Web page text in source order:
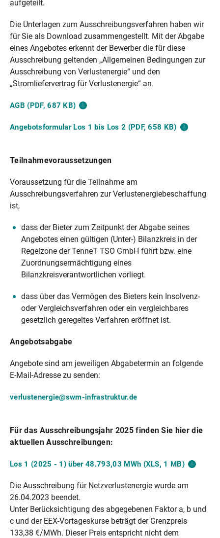
aufgeteilt.
Die Unterlagen zum Ausschreibungsverfahren haben wir
für Sie als Download zusammengestellt. Mit der Abgabe
eines Angebotes erkennt der Bewerber die für diese
Ausschreibung geltenden „Allgemeinen Bedingungen zur
Ausschreibung von Verlustenergie“ und den
„Stromliefervertrag für Verlustenergie“ an.
AGB (PDF, 687 KB)
Angebotsformular Los 1 bis Los 2 (PDF, 658 KB)
Teilnahmevoraussetzungen
Voraussetzung für die Teilnahme am
Ausschreibungsverfahren zur Verlustenergiebeschaffung
ist,
dass der Bieter zum Zeitpunkt der Abgabe seines
Angebotes einen gültigen (Unter-) Bilanzkreis in der
Regelzone der TenneT TSO GmbH führt bzw. eine
Zuordnungsermächtigung eines
Bilanzkreisverantwortlichen vorliegt.
dass über das Vermögen des Bieters kein Insolvenz-
oder Vergleichsverfahren oder ein vergleichbares
gesetzlich geregeltes Verfahren eröffnet ist.
Angebotsabgabe
Angebote sind am jeweiligen Abgabetermin an folgende
E-Mail-Adresse zu senden:
verlustenergie@swm-infrastruktur.de
Für das Ausschreibungsjahr 2025 finden Sie hier die
aktuellen Ausschreibungen:
Los 1 (2025 - 1) über 48.793,03 MWh (XLS, 1 MB)
Die Ausschreibung für Netzverlustenergie wurde am
26.04.2023 beendet.
Unter Berücksichtigung des abgegebenen Faktor a, b und
c und der EEX-Vortageskurse beträgt der Grenzpreis
133,38 €/MWh. Dieser Preis entspricht nicht dem